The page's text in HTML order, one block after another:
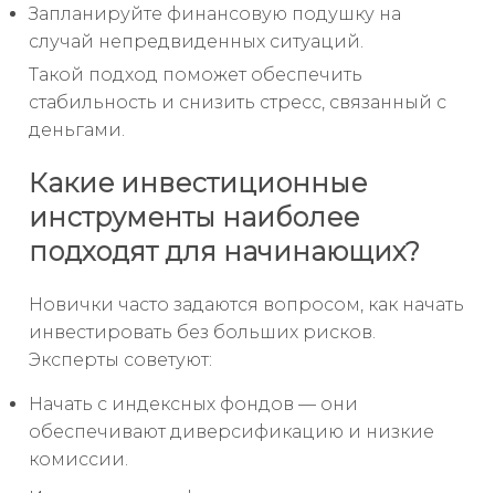
Запланируйте финансовую подушку на
случай непредвиденных ситуаций.
Такой подход поможет обеспечить
стабильность и снизить стресс, связанный с
деньгами.
Какие инвестиционные
инструменты наиболее
подходят для начинающих?
Новички часто задаются вопросом, как начать
инвестировать без больших рисков.
Эксперты советуют:
Начать с индексных фондов — они
обеспечивают диверсификацию и низкие
комиссии.